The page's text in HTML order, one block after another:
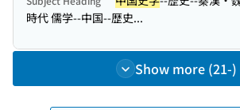
時代 儒学--中国--歴史...
Show more (21-)